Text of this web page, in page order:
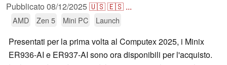
Pubblicato 08/12/2025🇺🇸🇪🇸 ...
AMD Zen 5 Mini PC Launch
Presentati per la prima volta al Computex 2025, i Minix
ER936-AI e ER937-AI sono ora disponibili per l'acquisto.